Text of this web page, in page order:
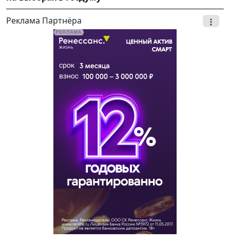
Реклама Партнёра